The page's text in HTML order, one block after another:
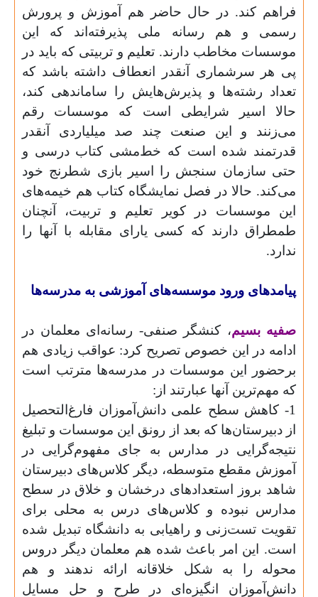
فراهم کند. در حال حاضر هم آموزش و پرورش
رسمی و هم رسانه ملی پذیرفته‌اند که این
موسسات مخاطب دارند. تعلیم و تربیتی که باید در
پی هر سرشماری آنقدر انعطاف داشته باشد که
تعداد رشته‌ها و پذیرش‌هایش را ساماندهی کند،
حالا اسیر شرایطی است که موسسات رقم
می‌زنند و این صنعت چند صد میلیاردی آنقدر
قدرتمند شده است که خط‌مشی کتاب درسی و
حتی سازمان سنجش را اسیر بازی شطرنج خود
می‌کند. حالا در فصل نمایشگاه کتاب هم خیمه‌های
این موسسات در کویر تعلیم و تربیت، آنچنان
طمطراق دارند که کسی یارای مقابله با آنها را
ندارد.
پیامدهای ورود موسسه‌های آموزشی به مدرسه‌ها
صفیه بسیم، کنشگر صنفی- رسانه‌ای معلمان در
ادامه در این خصوص تصریح کرد: عواقب زیادی هم
برحضور این موسسات در مدرسه‌ها مترتب است
که مهم‌ترین آنها عبارتند از:
1- کاهش سطح علمی دانش‌آموزان فارغ‌التحصیل
از دبیرستان‌ها که بعد از رونق این موسسات و تبلیغ
نتیجه‌گرایی در مدارس به جای مفهوم‌گرایی در
آموزش مقطع متوسطه، دیگر کلاس‌های دبیرستان
شاهد بروز استعدادهای درخشان و خلاق در سطح
مدارس نبوده و کلاس‌های درس به محلی برای
تقویت تست‌زنی و راهیابی به دانشگاه تبدیل شده
است. این امر باعث شده هم معلمان دیگر دروس
محوله را به شکل خلاقانه ارائه ندهند و هم
دانش‌آموزان انگیزه‌ای در طرح و حل مسایل